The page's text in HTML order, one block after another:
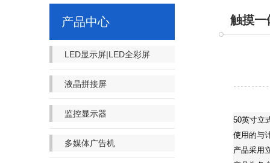
产品中心
LED显示屏|LED全彩屏
液晶拼接屏
监控显示器
多媒体广告机
触摸一
50英寸立
使用的与
产品采用